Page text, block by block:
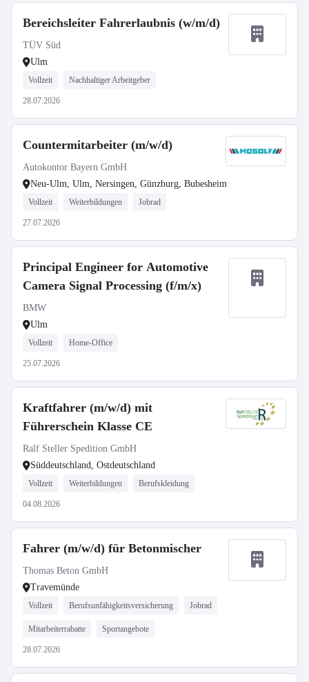
Bereichsleiter Fahrerlaubnis (w/m/d)
TÜV Süd
Ulm
Vollzeit Nachhaltiger Arbeitgeber
28.07.2026
Countermitarbeiter (m/w/d)
Autokontor Bayern GmbH
Neu-Ulm, Ulm, Nersingen, Günzburg, Bubesheim
Vollzeit Weiterbildungen Jobrad
27.07.2026
Principal Engineer for Automotive
Camera Signal Processing (f/m/x)
BMW
Ulm
Vollzeit Home-Office
25.07.2026
Kraftfahrer (m/w/d) mit
Führerschein Klasse CE
Ralf Steller Spedition GmbH
Süddeutschland, Ostdeutschland
Vollzeit Weiterbildungen Berufskleidung
04.08.2026
Fahrer (m/w/d) für Betonmischer
Thomas Beton GmbH
Travemünde
Vollzeit Berufsunfähigkeitsversicherung Jobrad
Mitarbeiterrabatte Sportangebote
28.07.2026